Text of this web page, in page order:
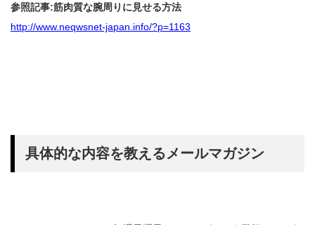
参照記事:筋肉質な腕周りに見せる方法
http://www.neqwsnet-japan.info/?p=1163
具体的な内容を教えるメールマガジン